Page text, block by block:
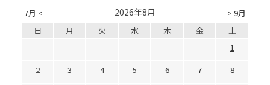
7月 < > 9月
2026年8月
日 月 火 水 木 金
土
1
2
3 4 5 6 7
8